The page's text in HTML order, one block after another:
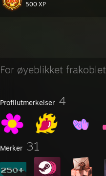
500 XP
For øyeblikket frakoblet
Profilutmerkelser 4
Merker 31